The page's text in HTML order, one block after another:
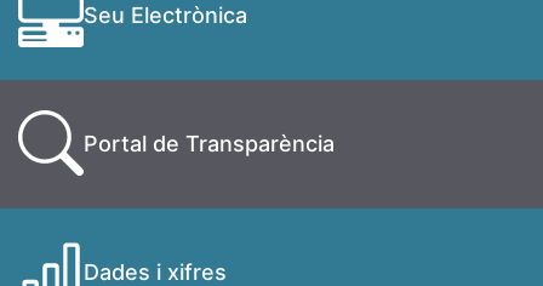
Seu Electrònica
Portal de Transparència
Dades i xifres